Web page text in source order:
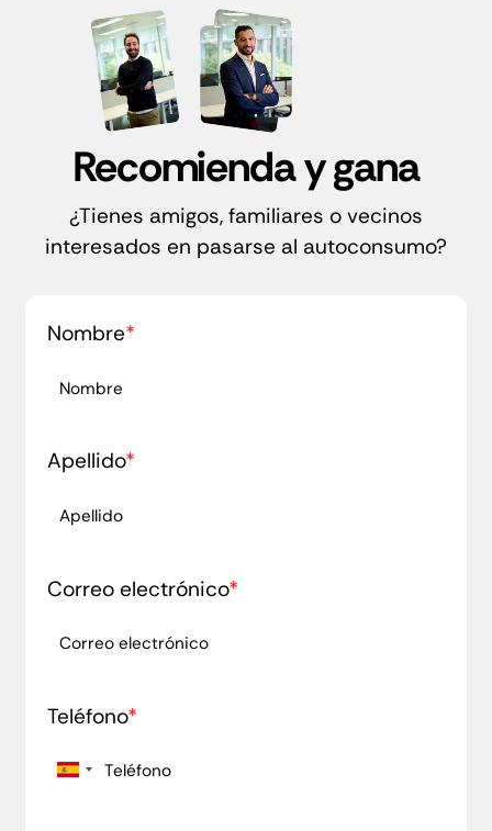
Recomienda y gana
¿Tienes amigos, familiares o vecinos
interesados en pasarse al autoconsumo?
Nombre*
Apellido*
Correo electrónico*
Teléfono*